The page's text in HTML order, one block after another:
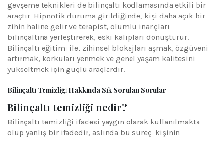
gevşeme teknikleri de bilinçaltı kodlamasında etkili bir
araçtır. Hipnotik duruma girildiğinde, kişi daha açık bir
zihin haline gelir ve terapist, olumlu inançları
bilinçaltına yerleştirerek, eski kalıpları dönüştürür.
Bilinçaltı eğitimi ile, zihinsel blokajları aşmak, özgüveni
artırmak, korkuları yenmek ve genel yaşam kalitesini
yükseltmek için güçlü araçlardır.
Bilinçaltı Temizliği Hakkında Sık Sorulan Sorular
Bilinçaltı temizliği nedir?
Bilinçaltı temizliği ifadesi yaygın olarak kullanılmakta
olup yanlış bir ifadedir, aslında bu süreç kişinin